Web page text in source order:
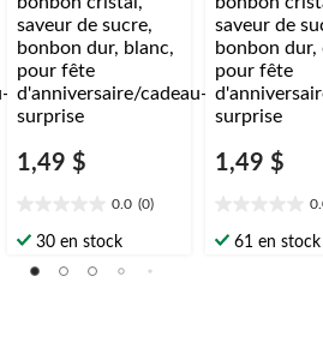
-surprise
1,49 $
0.0 (0)
étoile(s)
30 en stock
-surprise
1,49 $
étoile(s)
61 en stock